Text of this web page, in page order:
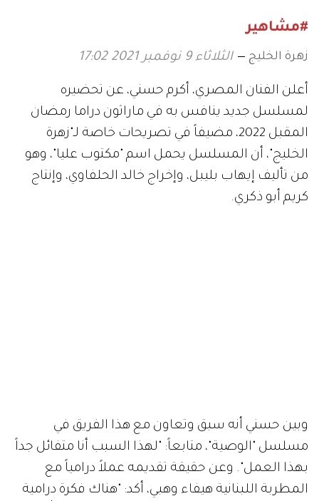
#مشاهير
زهرة الخليج الثلاثاء 9 نوفمبر 2021 17:02
أعلن الفنان المصري، أكرم حسني، عن تحضيره
لمسلسل جديد ينافس به في ماراثون دراما رمضان
المقبل 2022، مضيفاً في تصريحات خاصة لـ"زهرة
الخليج"، أن المسلسل يحمل اسم "مكتوب عليا"، وهو
من تأليف إيهاب بليبل، وإخراج خالد الحلفاوي، وإنتاج
كريم أبو ذكري.
وبين حسني أنه سبق وتعاون مع هذا الفريق في
مسلسل "الوصية"، متابعاً: "لهذا السبب أنا متفائل جداً
بهذا العمل". وعن حقيقة تقديمه عملاً درامياً مع
المطربة اللبنانية هيفاء وهبي، أكد: "هناك فكرة درامية